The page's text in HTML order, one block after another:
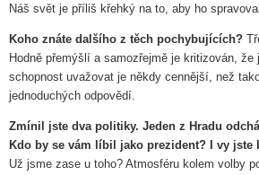
Náš svět je příliš křehký na to, aby ho
Koho znáte dalšího z těch pochybujících?
Hodně přemýšlí a samozřejmě je kritizován,
schopnost uvažovat je někdy cennější, než
jednoduchých odpovědí.
Zmínil jste dva politiky. Jeden z Hradu
Kdo by se vám líbil jako prezident? I vy
Už jsme zase u toho? Atmosféru kolem volby